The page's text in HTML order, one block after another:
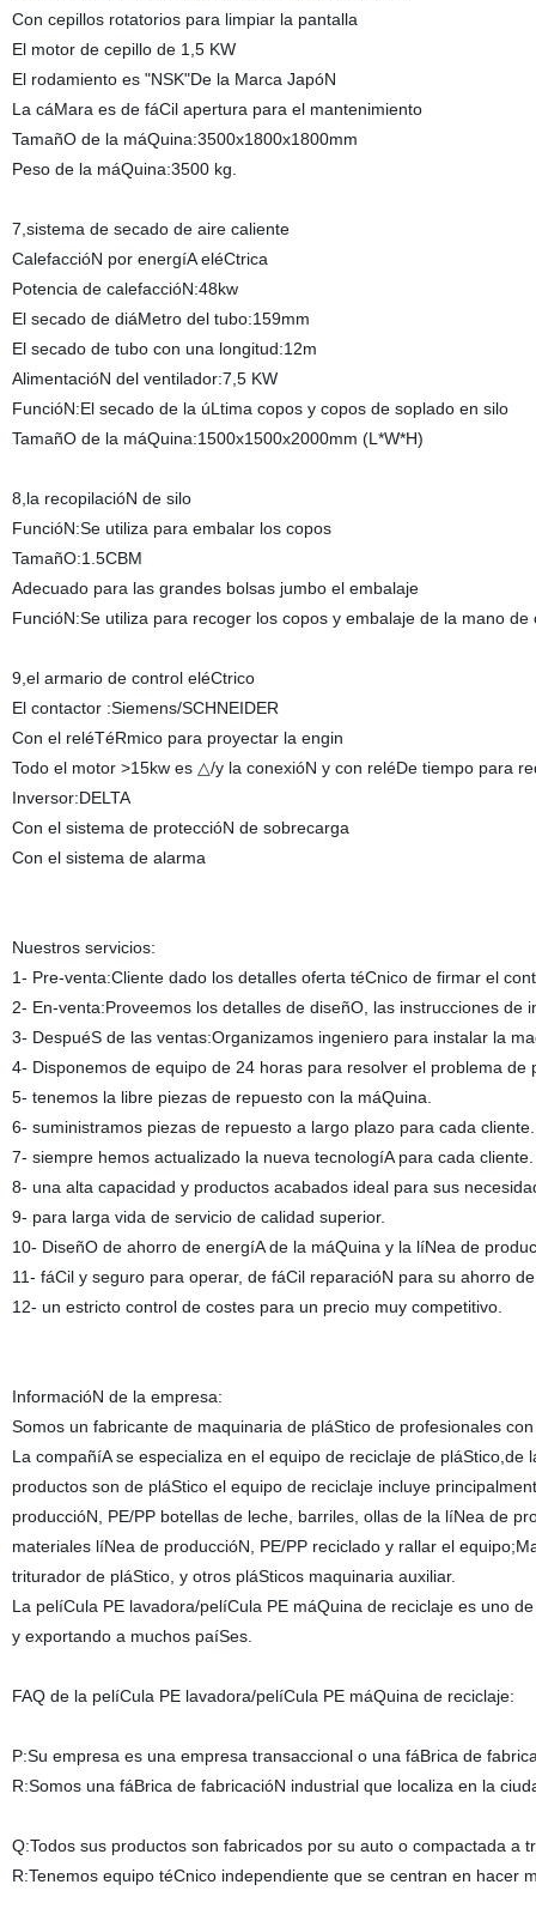
Con cepillos rotatorios para limpiar la pantalla
El motor de cepillo de 1,5 KW
El rodamiento es "NSK"De la Marca JapóN
La cáMara es de fáCil apertura para el mantenimiento
TamañO de la máQuina:3500x1800x1800mm
Peso de la máQuina:3500 kg.
7,sistema de secado de aire caliente
CalefaccióN por energíA eléCtrica
Potencia de calefaccióN:48kw
El secado de diáMetro del tubo:159mm
El secado de tubo con una longitud:12m
AlimentacióN del ventilador:7,5 KW
FuncióN:El secado de la úLtima copos y copos de soplado en silo
TamañO de la máQuina:1500x1500x2000mm (L*W*H)
8,la recopilacióN de silo
FuncióN:Se utiliza para embalar los copos
TamañO:1.5CBM
Adecuado para las grandes bolsas jumbo el embalaje
FuncióN:Se utiliza para recoger los copos y embalaje de la mano de
9,el armario de control eléCtrico
El contactor :Siemens/SCHNEIDER
Con el reléTéRmico para proyectar la engin
Todo el motor >15kw es △/y la conexióN y con reléDe tiempo para
Inversor:DELTA
Con el sistema de proteccióN de sobrecarga
Con el sistema de alarma
Nuestros servicios:
1- Pre-venta:Cliente dado los detalles oferta téCnico de firmar el
2- En-venta:Proveemos los detalles de diseñO, las instrucciones de
3- DespuéS de las ventas:Organizamos ingeniero para instalar la
4- Disponemos de equipo de 24 horas para resolver el problema de
5- tenemos la libre piezas de repuesto con la máQuina.
6- suministramos piezas de repuesto a largo plazo para cada cliente.
7- siempre hemos actualizado la nueva tecnologíA para cada cliente.
8- una alta capacidad y productos acabados ideal para sus
9- para larga vida de servicio de calidad superior.
10- DiseñO de ahorro de energíA de la máQuina y la líNea de
11- fáCil y seguro para operar, de fáCil reparacióN para su ahorro
12- un estricto control de costes para un precio muy competitivo.
InformacióN de la empresa:
Somos un fabricante de maquinaria de pláStico de profesionales
La compañíA se especializa en el equipo de reciclaje de
productos son de pláStico el equipo de reciclaje incluye
produccióN, PE/PP botellas de leche, barriles, ollas de la líNea de
materiales líNea de produccióN, PE/PP reciclado y rallar el
triturador de pláStico, y otros pláSticos maquinaria auxiliar.
La pelíCula PE lavadora/pelíCula PE máQuina de reciclaje es uno
y exportando a muchos paíSes.
FAQ de la pelíCula PE lavadora/pelíCula PE máQuina de reciclaje:
P:Su empresa es una empresa transaccional o una fáBrica de
R:Somos una fáBrica de fabricacióN industrial que localiza en la
Q:Todos sus productos son fabricados por su auto o compactada a
R:Tenemos equipo téCnico independiente que se centran en